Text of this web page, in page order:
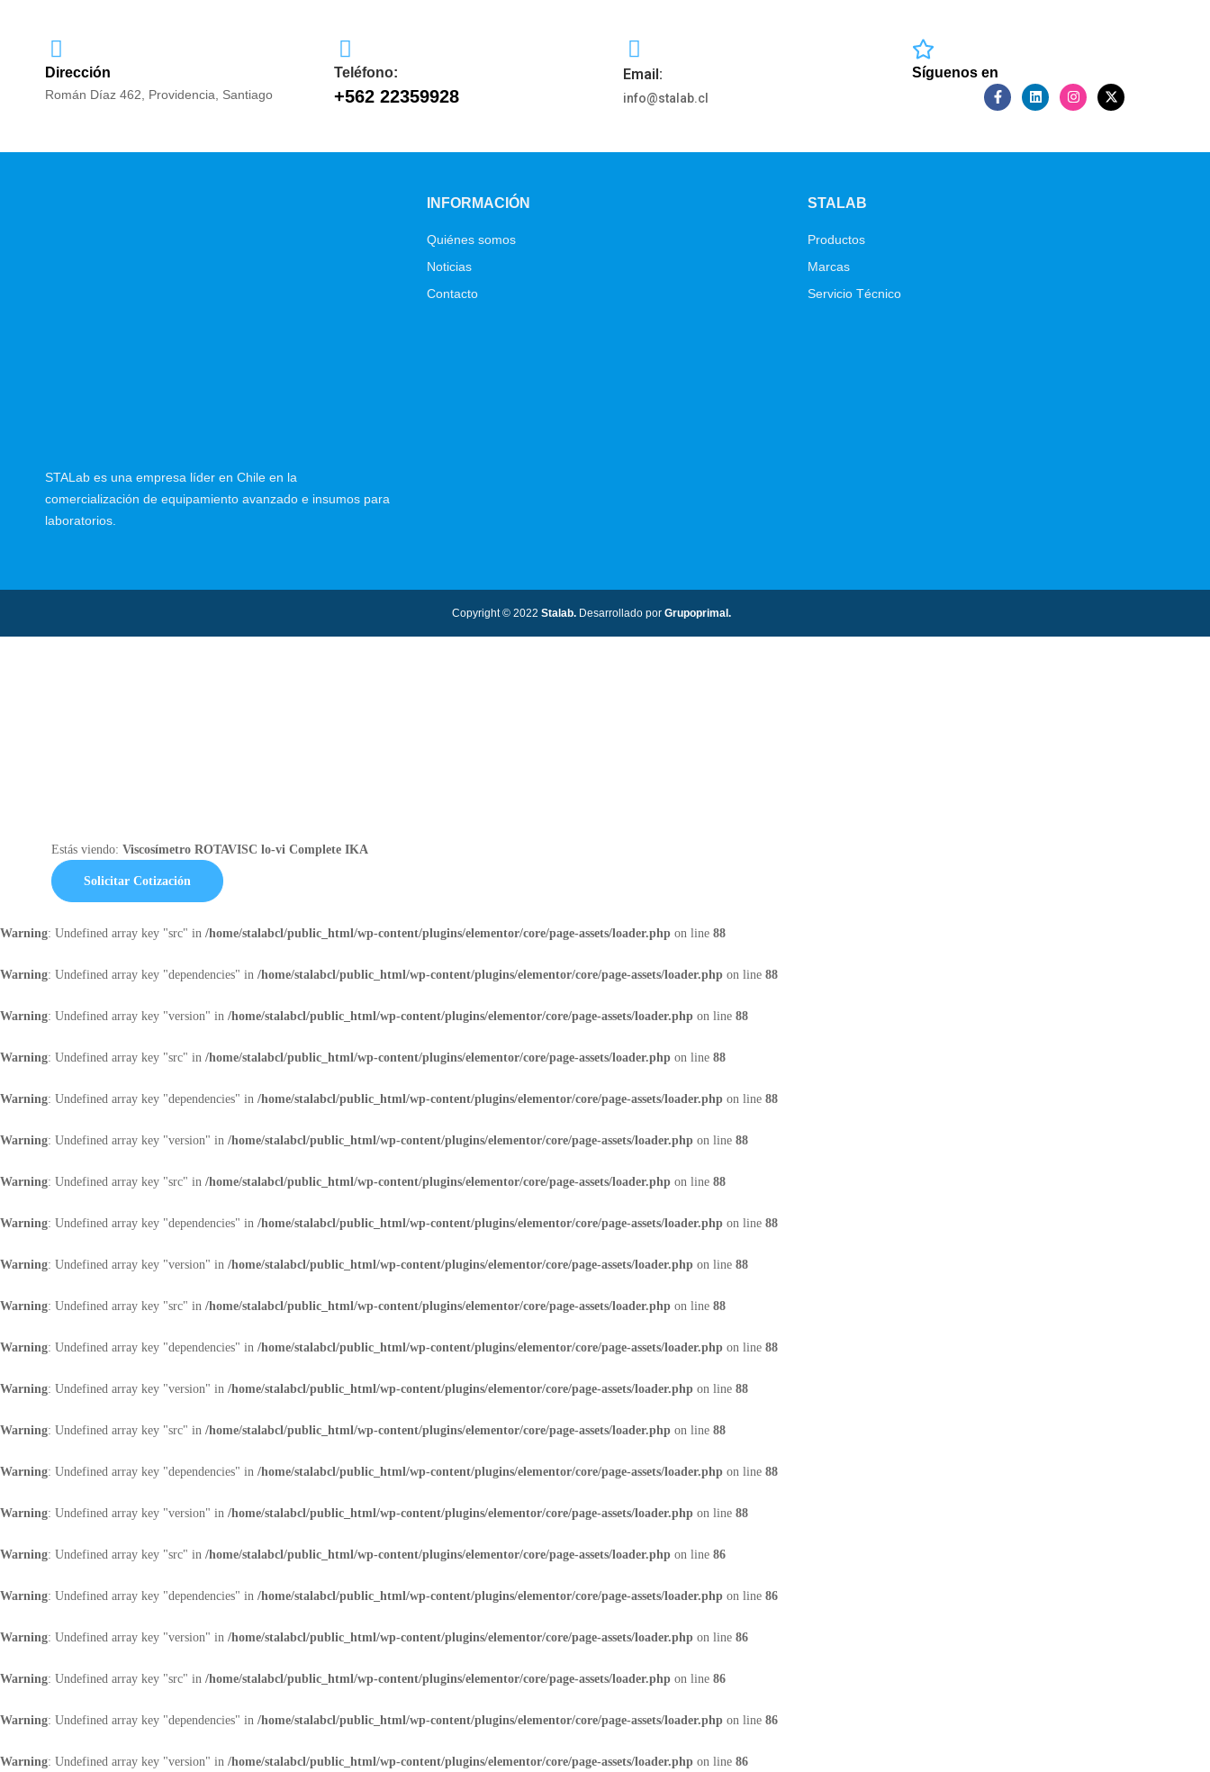
Dirección
Román Díaz 462, Providencia, Santiago
Teléfono:
+562 22359928
Email:
info@stalab.cl
Síguenos en
STALab es una empresa líder en Chile en la
comercialización de equipamiento avanzado e insumos para
laboratorios.
INFORMACIÓN
Quiénes somos
Noticias
Contacto
STALAB
Productos
Marcas
Servicio Técnico
Copyright © 2022 Stalab. Desarrollado por Grupoprimal.
Estás viendo: Viscosímetro ROTAVISC lo-vi Complete IKA
Solicitar Cotización
Warning: Undefined array key "src" in /home/stalabcl/public_html/wp-content/plugins/elementor/core/page-assets/loader.php on line 88
Warning: Undefined array key "dependencies" in /home/stalabcl/public_html/wp-content/plugins/elementor/core/page-assets/loader.php on line 88
Warning: Undefined array key "version" in /home/stalabcl/public_html/wp-content/plugins/elementor/core/page-assets/loader.php on line 88
Warning: Undefined array key "src" in /home/stalabcl/public_html/wp-content/plugins/elementor/core/page-assets/loader.php on line 88
Warning: Undefined array key "dependencies" in /home/stalabcl/public_html/wp-content/plugins/elementor/core/page-assets/loader.php on line 88
Warning: Undefined array key "version" in /home/stalabcl/public_html/wp-content/plugins/elementor/core/page-assets/loader.php on line 88
Warning: Undefined array key "src" in /home/stalabcl/public_html/wp-content/plugins/elementor/core/page-assets/loader.php on line 88
Warning: Undefined array key "dependencies" in /home/stalabcl/public_html/wp-content/plugins/elementor/core/page-assets/loader.php on line 88
Warning: Undefined array key "version" in /home/stalabcl/public_html/wp-content/plugins/elementor/core/page-assets/loader.php on line 88
Warning: Undefined array key "src" in /home/stalabcl/public_html/wp-content/plugins/elementor/core/page-assets/loader.php on line 88
Warning: Undefined array key "dependencies" in /home/stalabcl/public_html/wp-content/plugins/elementor/core/page-assets/loader.php on line 88
Warning: Undefined array key "version" in /home/stalabcl/public_html/wp-content/plugins/elementor/core/page-assets/loader.php on line 88
Warning: Undefined array key "src" in /home/stalabcl/public_html/wp-content/plugins/elementor/core/page-assets/loader.php on line 88
Warning: Undefined array key "dependencies" in /home/stalabcl/public_html/wp-content/plugins/elementor/core/page-assets/loader.php on line 88
Warning: Undefined array key "version" in /home/stalabcl/public_html/wp-content/plugins/elementor/core/page-assets/loader.php on line 88
Warning: Undefined array key "src" in /home/stalabcl/public_html/wp-content/plugins/elementor/core/page-assets/loader.php on line 86
Warning: Undefined array key "dependencies" in /home/stalabcl/public_html/wp-content/plugins/elementor/core/page-assets/loader.php on line 86
Warning: Undefined array key "version" in /home/stalabcl/public_html/wp-content/plugins/elementor/core/page-assets/loader.php on line 86
Warning: Undefined array key "src" in /home/stalabcl/public_html/wp-content/plugins/elementor/core/page-assets/loader.php on line 86
Warning: Undefined array key "dependencies" in /home/stalabcl/public_html/wp-content/plugins/elementor/core/page-assets/loader.php on line 86
Warning: Undefined array key "version" in /home/stalabcl/public_html/wp-content/plugins/elementor/core/page-assets/loader.php on line 86